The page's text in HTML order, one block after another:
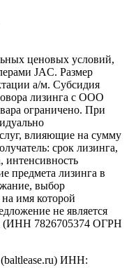
ценовых условий,
JAC. Размер
а/м. Субсидия
лизинга с ООО
ограничено. При
влияющие на сумму
срок лизинга,
интенсивность
предмета лизинга в
выбор
имя которой
не является
(ИНН 7826705374 ОГРН
ИНН: